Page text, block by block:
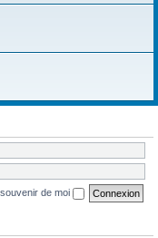
de moi